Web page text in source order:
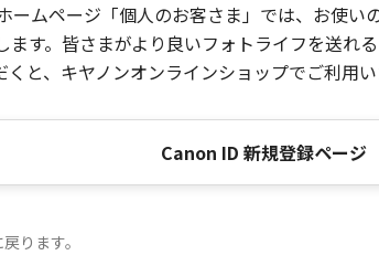
ームページ「個人のお客さま」では、お使
す。皆さまがより良いフォトライフを送れ
と、キヤノンオンラインショップでご利用
Canon ID 新規登録ページ
ります。